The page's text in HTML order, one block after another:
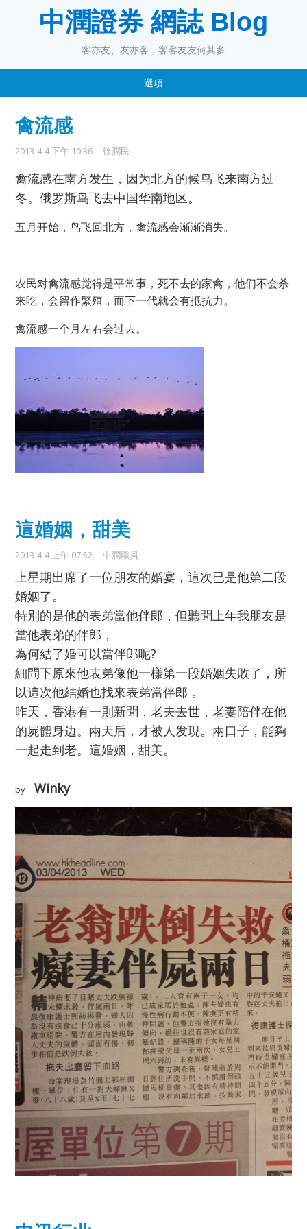
中潤證券 網誌 Blog
客亦友、友亦客，客客友友何其多
選項
禽流感
2013-4-4 下午 10:36 徐潤民
禽流感在南方发生，因为北方的候鸟飞来南方过
冬。俄罗斯鸟飞去中国华南地区。
五月开始，鸟飞回北方，禽流感会渐渐消失。
农民对禽流感觉得是平常事，死不去的家禽，他们不会杀
来吃，会留作繁殖，而下一代就会有抵抗力。
禽流感一个月左右会过去。
這婚姻，甜美
2013-4-4 上午 07:52 中潤職員
上星期出席了一位朋友的婚宴，這次已是他第二段
婚姻了。
特別的是他的表弟當他伴郎，但聽聞上年我朋友是
當他表弟的伴郎，
為何結了婚可以當伴郎呢?
細問下原來他表弟像他一樣第一段婚姻失敗了，所
以這次他結婚也找來表弟當伴郎 。
昨天，香港有一則新聞，老夫去世，老妻陪伴在他
的屍體身边。兩天后，才被人发現。兩口子，能夠
一起走到老。這婚姻，甜美。
by Winky